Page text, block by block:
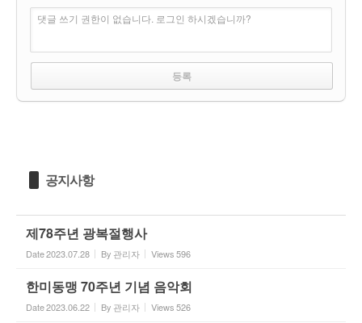
댓글 쓰기 권한이 없습니다. 로그인 하시겠습니까?
공지사항
제78주년 광복절행사
Date2023.07.28 By 관리자 Views596
한미동맹 70주년 기념 음악회
Date2023.06.22 By 관리자 Views526